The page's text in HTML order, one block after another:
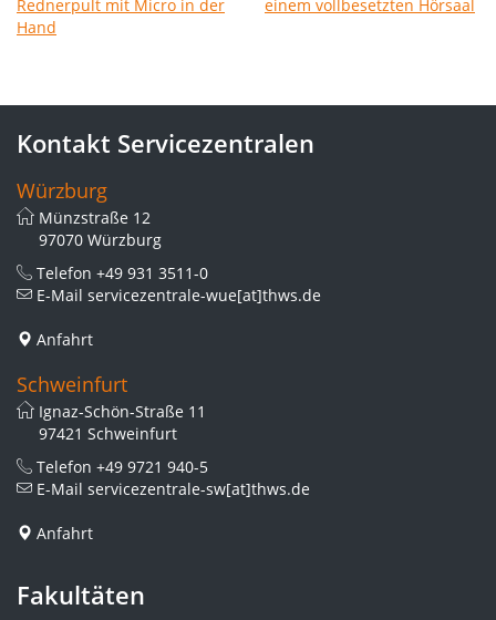
Kontakt Servicezentralen
Würzburg
Münzstraße 12
97070 Würzburg
Telefon +49 931 3511-0
E-Mail servicezentrale-wue[at]thws.de
Anfahrt
Schweinfurt
Ignaz-Schön-Straße 11
97421 Schweinfurt
Telefon +49 9721 940-5
E-Mail servicezentrale-sw[at]thws.de
Anfahrt
Fakultäten